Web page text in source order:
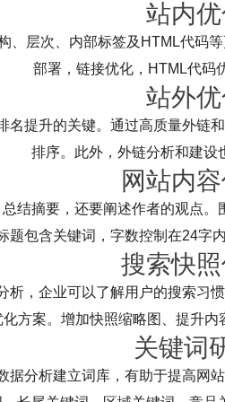
站内
、层次、内部标签及HTML代码
部署，链接优化，HTML代码
站外
名提升的关键。通过高质量外链
排序。此外，外链分析和建设
网站内
结摘要，还要阐述作者的观点
题包含关键词，字数控制在24字
搜索快
析，企业可以了解用户的搜索习
化方案。增加快照缩略图、提升
关键词
据分析建立词库，有助于提高网